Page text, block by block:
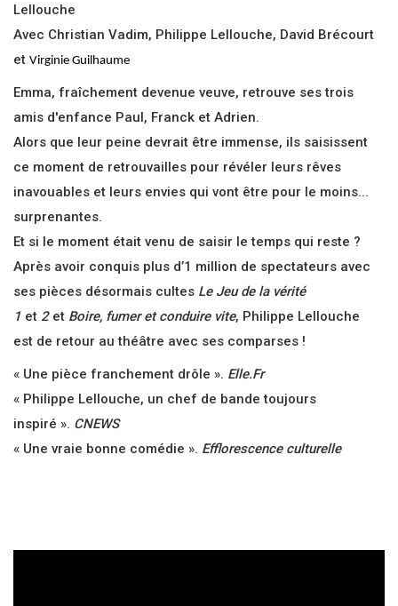
Lellouche
Avec Christian Vadim, Philippe Lellouche, David Brécourt
et Virginie Guilhaume
Emma, fraîchement devenue veuve, retrouve ses trois
amis d'enfance Paul, Franck et Adrien.
Alors que leur peine devrait être immense, ils saisissent
ce moment de retrouvailles pour révéler leurs rêves
inavouables et leurs envies qui vont être pour le moins...
surprenantes.
Et si le moment était venu de saisir le temps qui reste ?
Après avoir conquis plus d’1 million de spectateurs avec
ses pièces désormais cultes Le Jeu de la vérité
1 et 2 et Boire, fumer et conduire vite, Philippe Lellouche
est de retour au théâtre avec ses comparses !
« Une pièce franchement drôle ». Elle.Fr
« Philippe Lellouche, un chef de bande toujours
inspiré ». CNEWS
« Une vraie bonne comédie ». Efflorescence culturelle